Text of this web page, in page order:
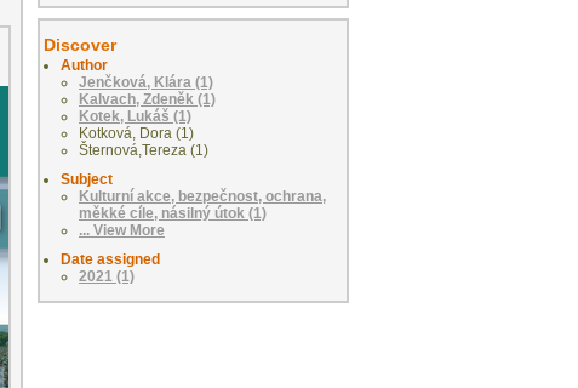
Discover
Author
Jenčková, Klára (1)
Kalvach, Zdeněk (1)
Kotek, Lukáš (1)
Kotková, Dora (1)
Šternová,Tereza (1)
Subject
Kulturní akce, bezpečnost, ochrana,
měkké cíle, násilný útok (1)
... View More
Date assigned
2021 (1)